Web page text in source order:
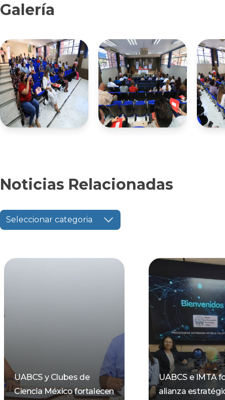
Galería
Noticias Relacionadas
Seleccionar categoria
UABCS y Clubes de
Ciencia México fortalecen
UABCS e IMTA
alianza